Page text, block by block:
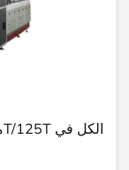
آلة تزوير ساخنة أوتوماتيكية بالكامل 160T/200T الكل في